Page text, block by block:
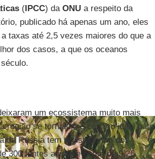
(IPCC) da ONUa respeito da
publicado há apenas um ano, eles
taxas até 2,5 vezes maiores do que a
dos casos, a que os oceanos
um ecossistema muito mais
região se tornasse o cenário ideal para
da Rússia tem registado um dos
300 fontes ativas e cerca de 9,26